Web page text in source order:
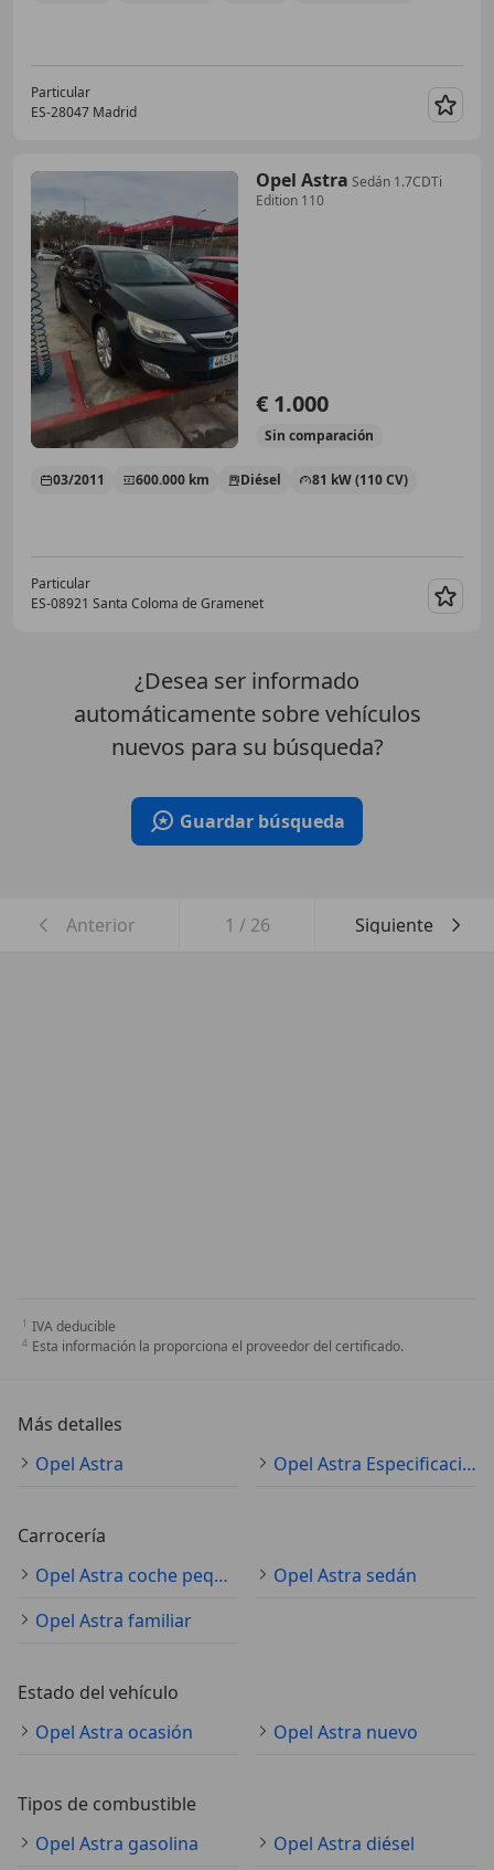
Particular
ES-28047 Madrid
Opel Astra Sedán 1.7CDTi
Edition 110
€ 1.000
Sin comparación
03/2011 600.000 km Diésel 81 kW (110 CV)
Particular
ES-08921 Santa Coloma de Gramenet
¿Desea ser informado
automáticamente sobre vehículos
nuevos para su búsqueda?
Guardar búsqueda
Anterior 1 / 26 Siguiente
IVA deducible
Esta información la proporciona el proveedor del certificado.
Más detalles
Opel Astra
Opel Astra Especificaciones técnicas
Carrocería
Opel Astra coche pequeño
Opel Astra sedán
Opel Astra familiar
Estado del vehículo
Opel Astra ocasión
Opel Astra nuevo
Tipos de combustible
Opel Astra gasolina
Opel Astra diésel